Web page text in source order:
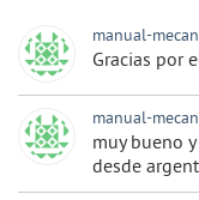
manual-
Gracias por
manual-
muy bueno
desde